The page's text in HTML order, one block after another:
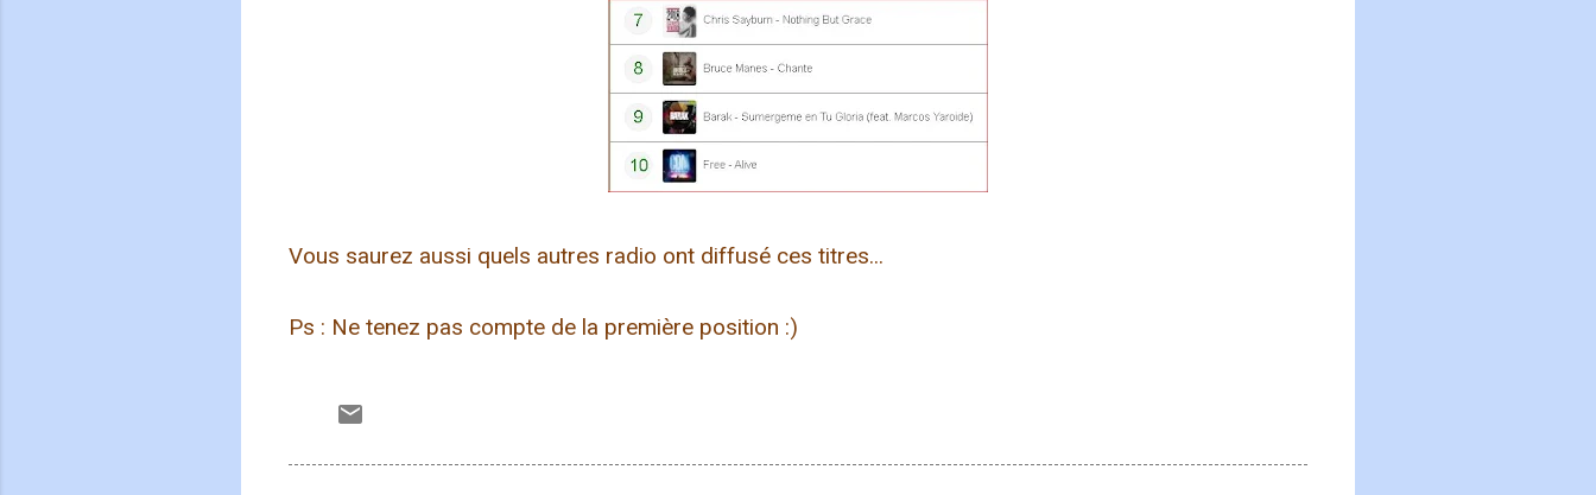
Vous saurez aussi quels autres radio ont diffusé ces titres...
Ps : Ne tenez pas compte de la première position :)